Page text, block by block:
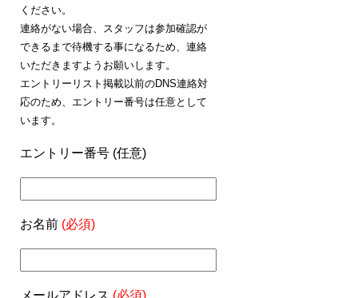
ください。
連絡がない場合、スタッフは参加確認が
できるまで待機する事になるため、連絡
いただきますようお願いします。
エントリーリスト掲載以前のDNS連絡対
応のため、エントリー番号は任意として
います。
エントリー番号 (任意)
お名前 (必須)
メールアドレス (必須)